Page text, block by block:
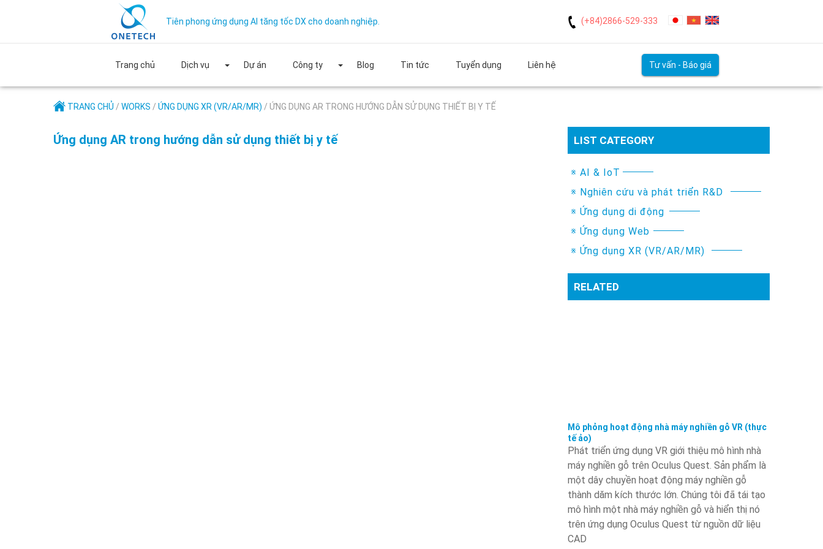
Tiên phong ứng dụng AI tăng tốc DX cho doanh nghiệp. (+84)2866-529-333
Trang chủ Dịch vụ Dự án Công ty Blog Tin tức Tuyển dụng Liên hệ Tư vấn - Báo giá
TRANG CHỦ / WORKS / ỨNG DỤNG XR (VR/AR/MR) / ỨNG DỤNG AR TRONG HƯỚNG DẪN SỬ DỤNG THIẾT BỊ Y TẾ
Ứng dụng AR trong hướng dẫn sử dụng thiết bị y tế LIST CATEGORY
※ AI & IoT
※ Nghiên cứu và phát triển R&D
※ Ứng dụng di động
※ Ứng dụng Web
※ Ứng dụng XR (VR/AR/MR)
RELATED
Mô phỏng hoạt động nhà máy nghiền gỗ VR (thực
tế ảo)
Phát triển ứng dụng VR giới thiệu mô hình nhà
máy nghiền gỗ trên Oculus Quest. Sản phẩm là
một dây chuyền hoạt động máy nghiền gỗ
thành dăm kích thước lớn. Chúng tôi đã tái tạo
mô hình một nhà máy nghiền gỗ và hiển thị nó
trên ứng dụng Oculus Quest từ nguồn dữ liệu
CAD